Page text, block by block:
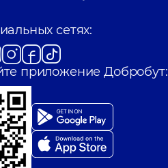
сетях:
приложение Добробут: